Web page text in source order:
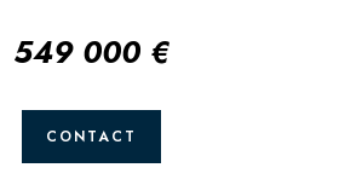
549 000 €
CONTACT